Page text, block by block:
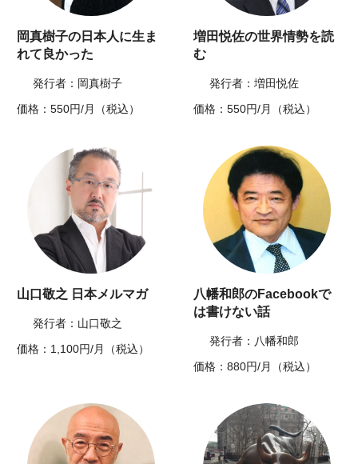
岡真樹子の日本人に生ま
れて良かった
発行者：岡真樹子
価格：550円/月（税込）
増田悦佐の世界情勢を読
む
発行者：増田悦佐
価格：550円/月（税込）
山口敬之 日本メルマガ
発行者：山口敬之
価格：1,100円/月（税込）
八幡和郎のFacebookで
は書けない話
発行者：八幡和郎
価格：880円/月（税込）